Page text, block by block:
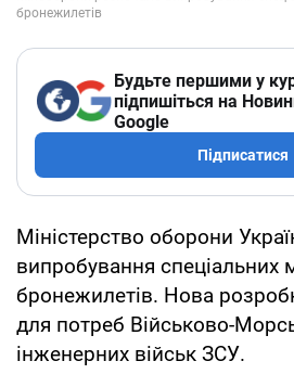
Будьте першими у
підпишіться на
Google
Підписатися
Міністерство оборони
випробування спеціальних
бронежилетів. Нова
для потреб Військово-
інженерних військ ЗСУ.